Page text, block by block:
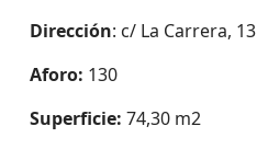
Dirección: c/ La Carrera, 13
Aforo: 130
Superficie: 74,30 m2